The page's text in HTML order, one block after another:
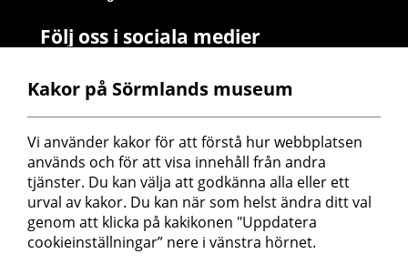
Följ oss i sociala medier
Postadress
Sörmlands museum
Box 314
611 26 Nyköping
Kakor på Sörmlands museum
Vi använder kakor för att förstå hur webbplatsen
används och för att visa innehåll från andra
tjänster. Du kan välja att godkänna alla eller ett
urval av kakor. Du kan när som helst ändra ditt val
genom att klicka på kakikonen "Uppdatera
cookieinställningar” nere i vänstra hörnet.